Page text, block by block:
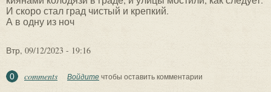
И скоро стал град чистый и крепкий.
А в одну из ноч
Втр, 09/12/2023 - 19:16
0 comments Войдитечтобы оставить комментарии